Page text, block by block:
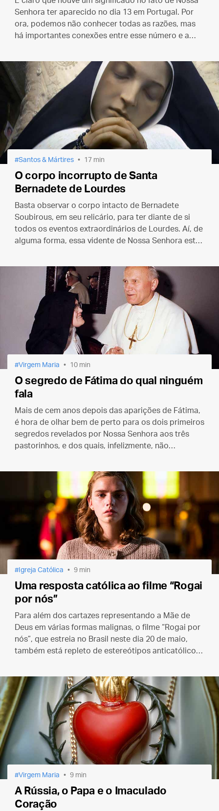
Senhora ter aparecido no dia 13 em Portugal. Por
ora, podemos não conhecer todas as razões, mas
há importantes conexões entre esse número e a
Santos & Mártires 17 min
O corpo incorrupto de Santa
Bernadete de Lourdes
Basta observar o corpo intacto de Bernadete
Soubirous, em seu relicário, para ter diante de si
todos os eventos extraordinários de Lourdes. Aí, de
alguma forma, essa vidente de Nossa Senhora está
Virgem Maria 10 min
O segredo de Fátima do qual ninguém
fala
Mais de cem anos depois das aparições de Fátima,
é hora de olhar bem de perto para os dois primeiros
segredos revelados por Nossa Senhora aos três
pastorinhos, e dos quais, infelizmente, não
Igreja Católica 9 min
Uma resposta católica ao filme “Rogai
por nós”
Para além dos cartazes representando a Mãe de
Deus em várias formas malignas, o filme “Rogai por
nós”, que estreia no Brasil neste dia 20 de maio,
também está repleto de estereótipos anticatólicos.
Virgem Maria 9 min
A Rússia, o Papa e o Imaculado
Coração